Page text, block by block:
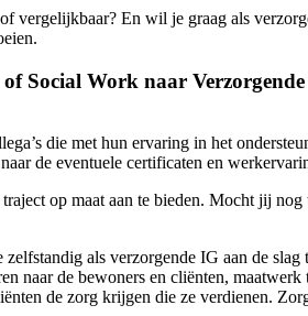
En wil je graag als
Social Work naar
die met hun ervaring in het
de eventuele certificaten en
op maat aan te bieden. Mocht jij
als verzorgende IG aan de
de bewoners en cliënten,
de zorg krijgen die ze verdienen.